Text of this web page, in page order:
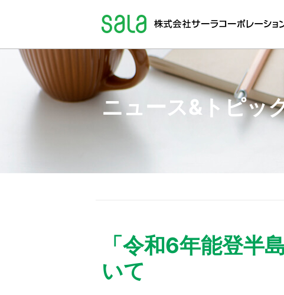
「令和6年能登半
いて
お客さま一人ひとりへ
暮らしとエネルギーのサービ
エネルギー＆ソリューションズ エンジニア
サステナビリティ
環境（Environment） 社会（Social）
ニュース
IR
トップメッセージ 中期経営計画 コーポ
企業
ご挨拶 理念 会社概要 沿革 グル
採用
新卒採用 インターンシップ キャリア採